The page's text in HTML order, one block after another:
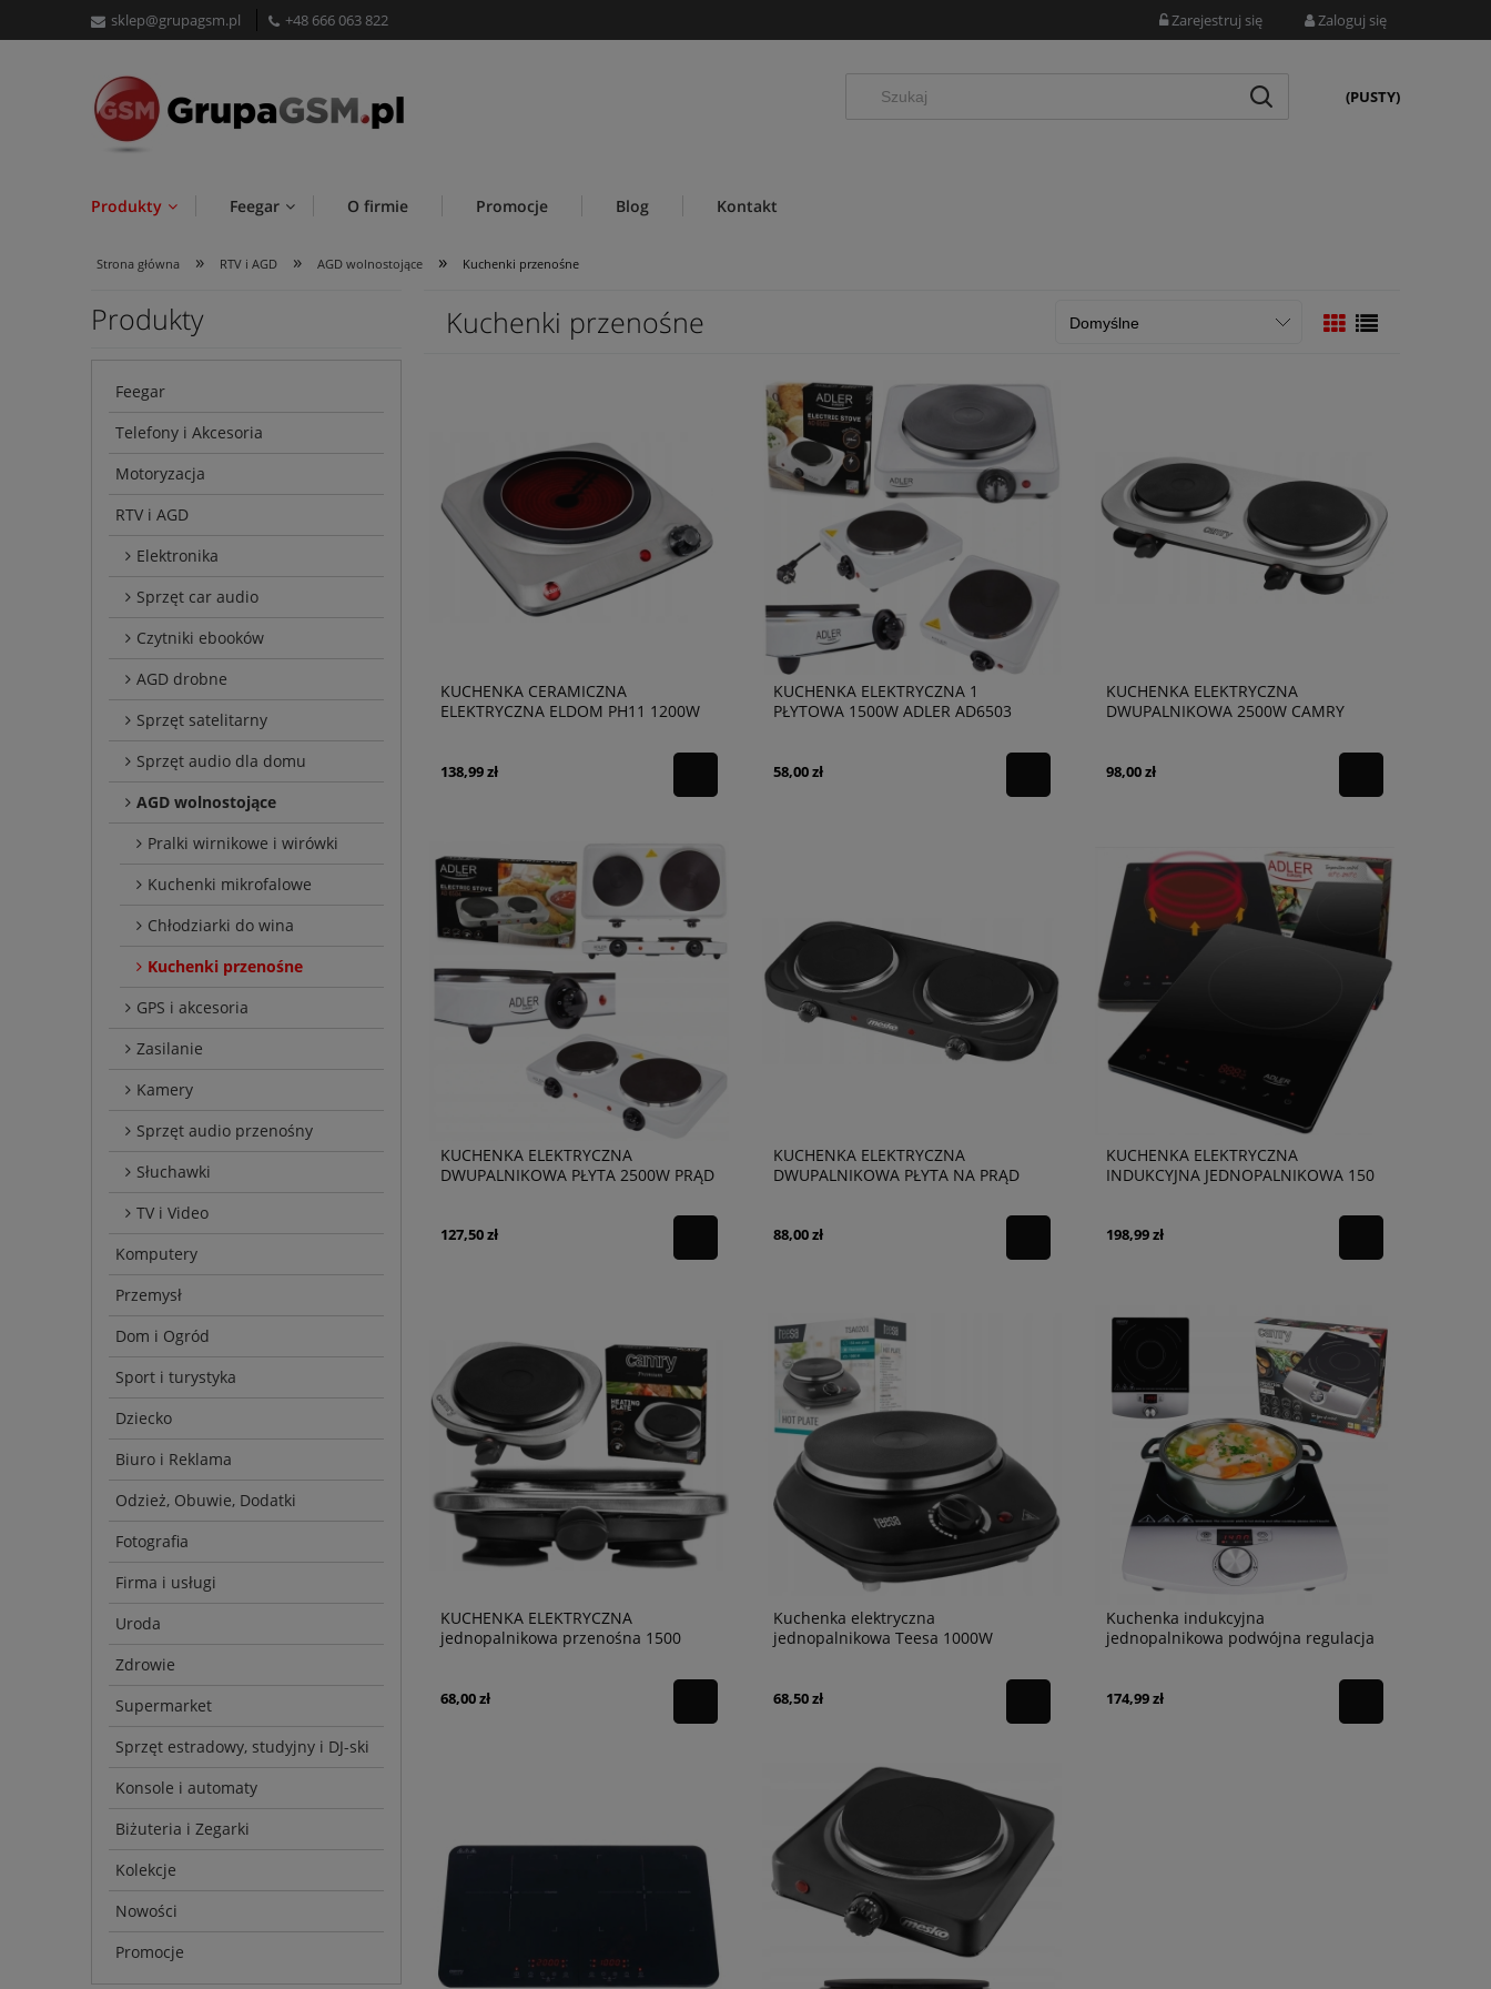
sklep@grupagsm.pl +48 666 063 822 Zarejestruj się Zaloguj się
(PUSTY)
Produkty Feegar O firmie Promocje Blog Kontakt
Strona główna » RTV i AGD » AGD wolnostojące » Kuchenki przenośne
Produkty
Feegar
Telefony i Akcesoria
Motoryzacja
RTV i AGD
Elektronika
Sprzęt car audio
Czytniki ebooków
AGD drobne
Sprzęt satelitarny
Sprzęt audio dla domu
AGD wolnostojące
Pralki wirnikowe i wirówki
Kuchenki mikrofalowe
Chłodziarki do wina
Kuchenki przenośne
GPS i akcesoria
Zasilanie
Kamery
Sprzęt audio przenośny
Słuchawki
TV i Video
Komputery
Przemysł
Dom i Ogród
Sport i turystyka
Dziecko
Biuro i Reklama
Odzież, Obuwie, Dodatki
Fotografia
Firma i usługi
Uroda
Zdrowie
Supermarket
Sprzęt estradowy, studyjny i DJ-ski
Konsole i automaty
Biżuteria i Zegarki
Kolekcje
Nowości
Promocje
Kuchenki przenośne
KUCHENKA CERAMICZNA
ELEKTRYCZNA ELDOM PH11 1200W
138,99 zł
KUCHENKA ELEKTRYCZNA 1
PŁYTOWA 1500W ADLER AD6503
58,00 zł
KUCHENKA ELEKTRYCZNA
DWUPALNIKOWA 2500W CAMRY
98,00 zł
KUCHENKA ELEKTRYCZNA
DWUPALNIKOWA PŁYTA 2500W PRĄD
127,50 zł
KUCHENKA ELEKTRYCZNA
DWUPALNIKOWA PŁYTA NA PRĄD
88,00 zł
KUCHENKA ELEKTRYCZNA
INDUKCYJNA JEDNOPALNIKOWA 150
198,99 zł
KUCHENKA ELEKTRYCZNA
jednopalnikowa przenośna 1500
68,00 zł
Kuchenka elektryczna
jednopalnikowa Teesa 1000W
68,50 zł
Kuchenka indukcyjna
jednopalnikowa podwójna regulacja
174,99 zł